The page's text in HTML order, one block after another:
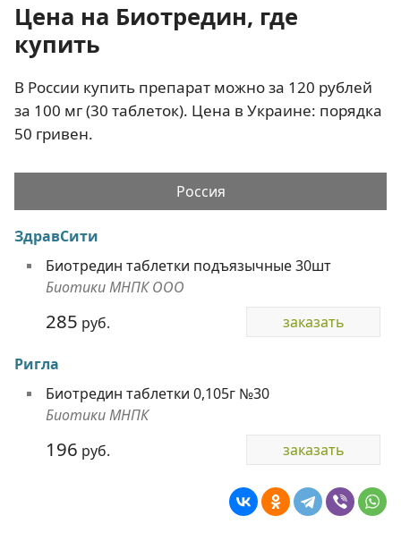
Цена на Биотредин, где
купить
В России купить препарат можно за 120 рублей
за 100 мг (30 таблеток). Цена в Украине: порядка
50 гривен.
Россия
ЗдравСити
Биотредин таблетки подъязычные 30шт
Биотики МНПК ООО
285 руб. заказать
Ригла
Биотредин таблетки 0,105г №30
Биотики МНПК
196 руб. заказать